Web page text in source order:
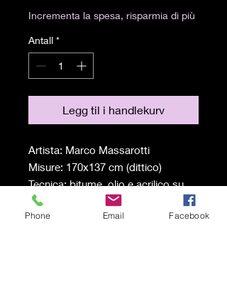
Incrementa la spesa, risparmia di più
Antall *
Legg til i handlekurv
Artista: Marco Massarotti
Misure: 170x137 cm (dittico)
Tecnica: bitume, olio e acrilico su
pannelli di legno con inserti di carta
Phone Email Facebook